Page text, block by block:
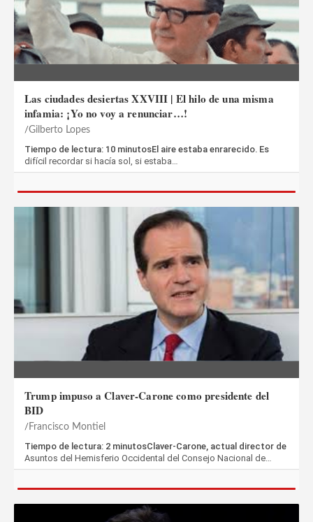
Las ciudades desiertas XXVIII | El hilo de una misma
infamia: ¡Yo no voy a renunciar…!
Gilberto Lopes
Tiempo de lectura: 10 minutosEl aire estaba enrarecido. Es
difícil recordar si hacía sol, si estaba…
Trump impuso a Claver-Carone como presidente del
BID
Francisco Montiel
Tiempo de lectura: 2 minutosClaver-Carone, actual director de
Asuntos del Hemisferio Occidental del Consejo Nacional de…